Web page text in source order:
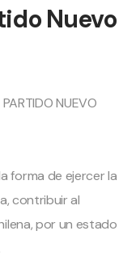
Nuevo
PARTIDO NUEVO
forma de ejercer la
contribuir al
por un estado